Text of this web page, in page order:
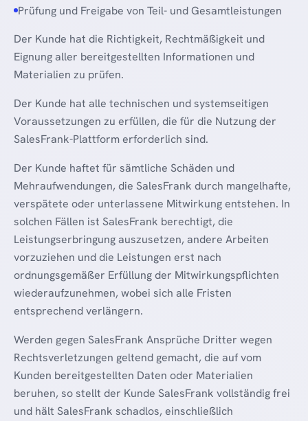
Prüfung und Freigabe von Teil- und Gesamtleistungen
Der Kunde hat die Richtigkeit, Rechtmäßigkeit und
Eignung aller bereitgestellten Informationen und
Materialien zu prüfen.
Der Kunde hat alle technischen und systemseitigen
Voraussetzungen zu erfüllen, die für die Nutzung der
SalesFrank-Plattform erforderlich sind.
Der Kunde haftet für sämtliche Schäden und
Mehraufwendungen, die SalesFrank durch mangelhafte,
verspätete oder unterlassene Mitwirkung entstehen. In
solchen Fällen ist SalesFrank berechtigt, die
Leistungserbringung auszusetzen, andere Arbeiten
vorzuziehen und die Leistungen erst nach
ordnungsgemäßer Erfüllung der Mitwirkungspflichten
wiederaufzunehmen, wobei sich alle Fristen
entsprechend verlängern.
Werden gegen SalesFrank Ansprüche Dritter wegen
Rechtsverletzungen geltend gemacht, die auf vom
Kunden bereitgestellten Daten oder Materialien
beruhen, so stellt der Kunde SalesFrank vollständig frei
und hält SalesFrank schadlos, einschließlich